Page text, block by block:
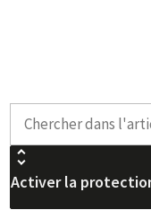
Activer la